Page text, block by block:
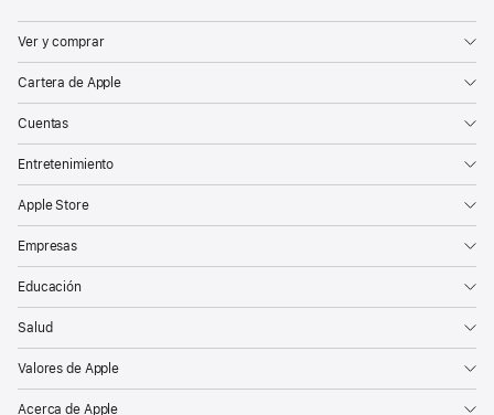
Ver y comprar
Cartera de Apple
Cuentas
Entretenimiento
Apple Store
Empresas
Educación
Salud
Valores de Apple
Acerca de Apple